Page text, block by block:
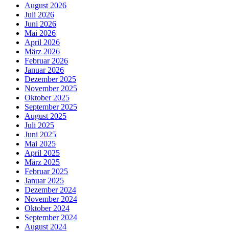
August 2026
Juli 2026
Juni 2026
Mai 2026
April 2026
März 2026
Februar 2026
Januar 2026
Dezember 2025
November 2025
Oktober 2025
September 2025
August 2025
Juli 2025
Juni 2025
Mai 2025
April 2025
März 2025
Februar 2025
Januar 2025
Dezember 2024
November 2024
Oktober 2024
September 2024
August 2024